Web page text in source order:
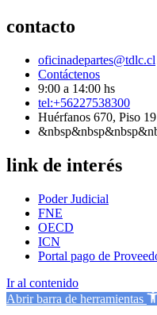
contacto
oficinadepartes@tdlc.cl
Contáctenos
9:00 a 14:00 hs
tel:+56227538300
Huérfanos 670, Piso 19
link de interés
Poder Judicial
FNE
OECD
ICN
Portal pago de
Ir al contenido
Abrir barra de herramientas